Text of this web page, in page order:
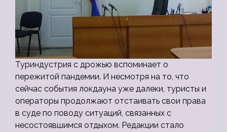
Туриндустрия с дрожью вспоминает о
пережитой пандемии. И несмотря на то, что
сейчас события локдауна уже далеки, туристы и
операторы продолжают отстаивать свои права
в суде по поводу ситуаций, связанных с
несостоявшимся отдыхом. Редакции стало